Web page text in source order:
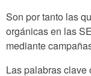
Son por tanto las
orgánicas en las
mediante
Las palabras clave